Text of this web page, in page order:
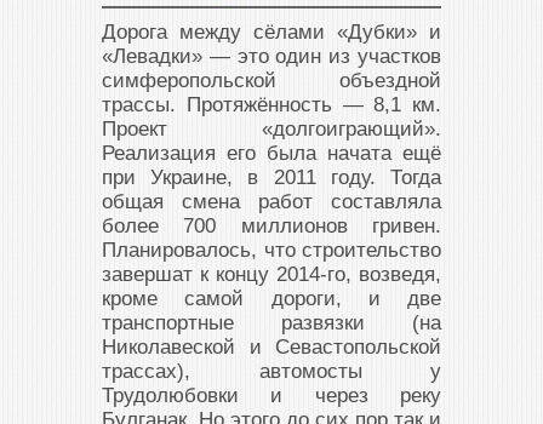
Дорога между сёлами «Дубки» и
«Левадки» — это один из участков
симферопольской объездной
трассы. Протяжённость — 8,1 км.
Проект «долгоиграющий».
Реализация его была начата ещё
при Украине, в 2011 году. Тогда
общая смена работ составляла
более 700 миллионов гривен.
Планировалось, что строительство
завершат к концу 2014-го, возведя,
кроме самой дороги, и две
транспортные развязки (на
Николавеской и Севастопольской
трассах), автомосты у
Трудолюбовки и через реку